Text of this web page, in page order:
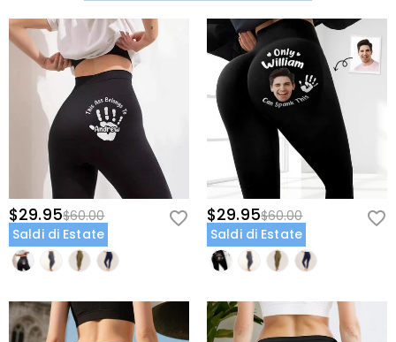
$29.95$60.00
Saldi di Estate
$29.95$60.00
Saldi di Estate